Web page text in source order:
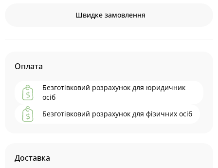
Швидке замовлення
Оплата
Безготівковий розрахунок для юридичник
осіб
Безготівковий розрахунок для фізичних осіб
Доставка